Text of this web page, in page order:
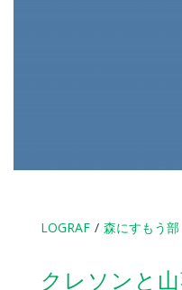
LOGRAF 森にすもう部
クレソンと山